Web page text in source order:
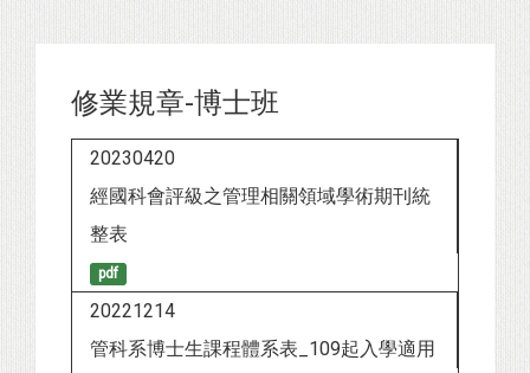
修業規章-博士班
20230420
經國科會評級之管理相關領域學術期刊統
整表
pdf
20221214
管科系博士生課程體系表_109起入學適用